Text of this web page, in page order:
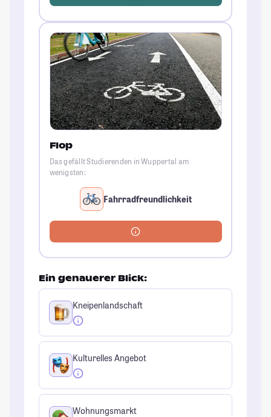
Flop
Das gefällt Studierenden in Wuppertal am
wenigsten:
Fahrradfreundlichkeit
Ein genauerer Blick:
Kneipenlandschaft
Kulturelles Angebot
Wohnungsmarkt